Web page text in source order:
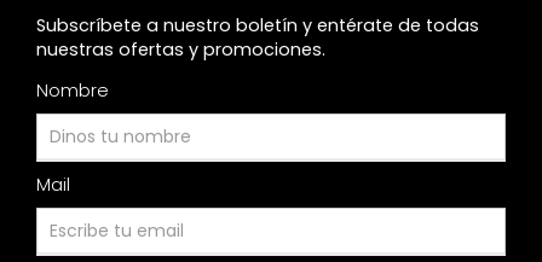
Subscríbete a nuestro boletín y entérate de todas
nuestras ofertas y promociones.
Nombre
Mail